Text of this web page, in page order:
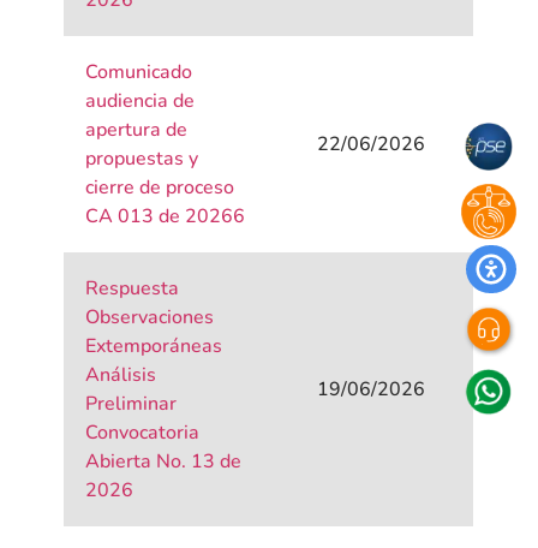
Comunicado
audiencia de
apertura de
propuestas y
cierre de proceso
CA 013 de 20266
22/06/2026
Respuesta
Observaciones
Extemporáneas
Análisis
Preliminar
Convocatoria
Abierta No. 13 de
2026
19/06/2026